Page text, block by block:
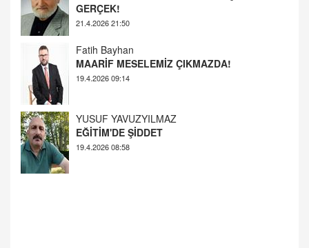
Fatih Bayhan
MAARİF MESELEMİZ ÇIKMAZDA!
YUSUF YAVUZYILMAZ